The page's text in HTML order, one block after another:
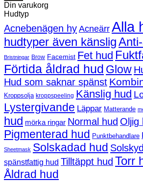
Din varukorg
Hudtyp
Acnebenägen hy Acneärr Alla
hudtyper även känslig
Bristningar Brow Facemist Fet hud
Förtida åldrad hud Glow
Hud som saknar spänst
Kroppsolja kroppspeeling Känslig hud
Lystergivande Läppar Matterande
hud mörka ringar Normal hud Oljig
Pigmenterad hud Punktbehandlare
Sheetmask Solskadad hud
spänstfattig hud Tilltäppt hud Torr
Åldrad hud